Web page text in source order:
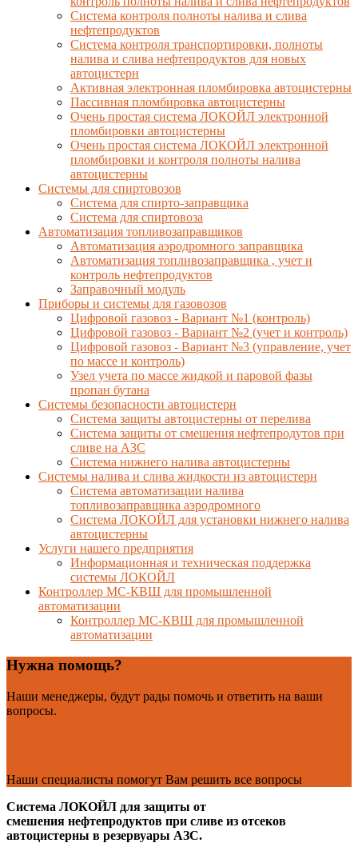
Система контроля полноты налива и слива
нефтепродуктов
Система контроля транспортировки, полноты
налива и слива нефтепродуктов для новых
автоцистерн
Активная электронная пломбировка автоцистерны
Пассивная пломбировка автоцистерны
Очень простая система ЛОКОЙЛ электронной
пломбировки автоцистерны
Очень простая система ЛОКОЙЛ электронной
пломбировки и контроля полноты налива
автоцистерны
Системы для спиртовозов
Система для спирто-заправщика
Система для спиртовоза
Автоматизация топливозаправщиков
Автоматизация аэродромного заправщика
Автоматизация топливозаправщика , учет и
контроль нефтепродуктов
Заправочный модуль
Приборы и системы для газовозов
Цифровой газовоз - Вариант №1 (контроль)
Цифровой газовоз - Вариант №2 (учет и контроль)
Цифровой газовоз - Вариант №3 (управление, учет
по массе и контроль)
Узел учета по массе жидкой и паровой фазы
пропан бутана
Системы безопасности автоцистерн
Система защиты автоцистерны от перелива
Система защиты от смешения нефтепродутов при
сливе на АЗС
Система нижнего налива автоцистерны
Системы налива и слива жидкости из автоцистерн
Система автоматизации налива
топливозаправщика аэродромного
Система ЛОКОЙЛ для установки нижнего налива
автоцистерны
Услуги нашего предприятия
Информационная и техническая поддержка
системы ЛОКОЙЛ
Контроллер МС-КВШ для промышленной
автоматизации
Контроллер МС-КВШ для промышленной
автоматизации
Нужна помощь?
Наши менеджеры, будут рады помочь и ответить на ваши
вопросы.
Наши специалисты помогут Вам решить все вопросы
Система ЛОКОЙЛ для защиты от
смешения нефтепродуктов при сливе из отсеков
автоцистерны в резервуары АЗС.